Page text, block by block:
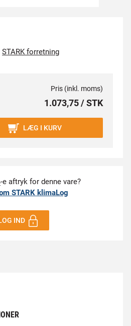
STARK forretning
Pris (inkl. moms)
1.073,75 / STK
LÆG I KURV
-e aftryk for denne vare?
STARK klimaLog
IND